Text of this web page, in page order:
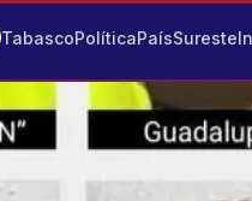
TabascoPolíticaPaísSureste